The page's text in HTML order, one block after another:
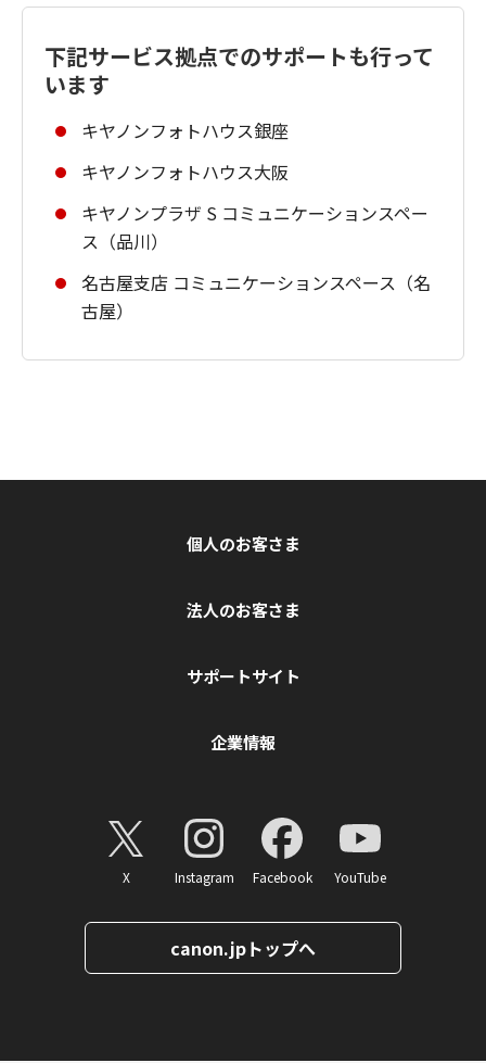
下記サービス拠点でのサポートも行って
います
キヤノンフォトハウス銀座
キヤノンフォトハウス大阪
キヤノンプラザ S コミュニケーションスペー
ス（品川）
名古屋支店 コミュニケーションスペース（名
古屋）
個人のお客さま
法人のお客さま
サポートサイト
企業情報
X Instagram Facebook YouTube
canon.jpトップへ